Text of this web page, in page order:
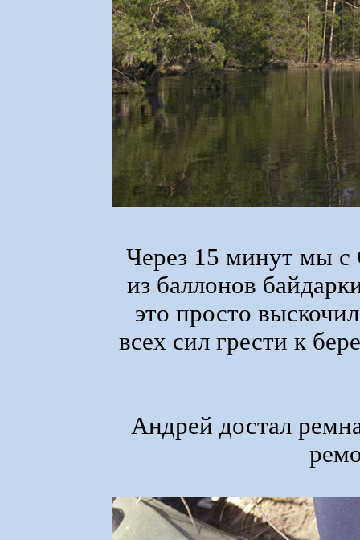
Через 15 минут мы
из баллонов
это просто
всех сил грести к
Андрей достал